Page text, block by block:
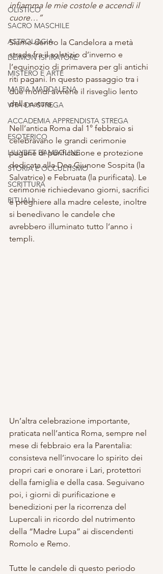
OLISTICO
SACRO MASCHILE
ASTROLOGIA
DEIMON ISPIRATORE
MISTERO E ARTE
MARIA MADDALENA
VITA DA STREGA
ACCADEMIA APPRENDISTA STREGA
ESOTERICO
LILLYBET BAMBOLINE
STORIA E OCCULTISMO
SCRITTURA
RITUALI
infiamma le mie costole e accendi il
cuore…”
Siamo dentro la Candelora a metà
strada fra il solstizio d’inverno e
l’equinozio di primavera per gli antichi
riti pagani. In questo passaggio tra i
due mondi avviene il risveglio lento
della natura.
Nell’antica Roma dal 1° febbraio si
celebravano le grandi cerimonie
pagane di purificazione e protezione
dedicata alla Dea Giunone Sospita (la
Salvatrice) e Februata (la purificata). Le
cerimonie richiedevano giorni, sacrifici
e preghiere alla madre celeste, inoltre
si benedivano le candele che
avrebbero illuminato tutto l’anno i
templi.
Un’altra celebrazione importante,
praticata nell’antica Roma, sempre nel
mese di febbraio era la Parentalia:
consisteva nell’invocare lo spirito dei
propri cari e onorare i Lari, protettori
della famiglia e della casa. Seguivano
poi, i giorni di purificazione e
benedizioni per la ricorrenza del
Lupercali in ricordo del nutrimento
della “Madre Lupa” ai discendenti
Romolo e Remo.
Tutte le candele di questo periodo